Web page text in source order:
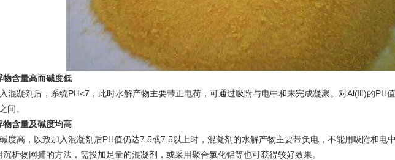
物含量高而碱度低
混凝剂后，系统PH<7，此时水解产物主要带正电荷，可通过吸附与电中和来完成凝聚。对Al(Ⅲ)的PH
间。
物含量及碱度均高
度高，以致加入混凝剂后PH值仍达7.5或7.5以上时，混凝剂的水解产物主要带负电，不能用吸附和电
沉析物网捕的方法，需投加足量的混凝剂，或采用聚合氯化铝等也可获得较好效果。